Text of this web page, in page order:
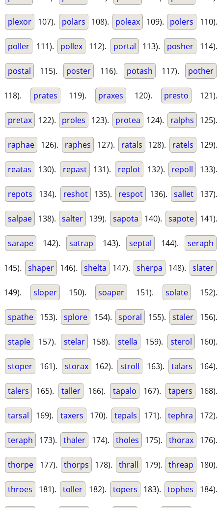
plexor 107). polars 108). poleax 109). polers 110).
poller 111). pollex 112). portal 113). posher 114).
postal 115). poster 116). potash 117). pother
118). prates 119). praxes 120). presto 121).
pretax 122). proles 123). protea 124). ralphs 125).
raphae 126). raphes 127). ratals 128). ratels 129).
reatas 130). repast 131). replot 132). repoll 133).
repots 134). reshot 135). respot 136). sallet 137).
salpae 138). salter 139). sapota 140). sapote 141).
sarape 142). satrap 143). septal 144). seraph
145). shaper 146). shelta 147). sherpa 148). slater
149). sloper 150). soaper 151). solate 152).
spathe 153). splore 154). sporal 155). staler 156).
staple 157). stelar 158). stella 159). sterol 160).
stoper 161). storax 162). stroll 163). talars 164).
talers 165). taller 166). tapalo 167). tapers 168).
tarsal 169). taxers 170). tepals 171). tephra 172).
teraph 173). thaler 174). tholes 175). thorax 176).
thorpe 177). thorps 178). thrall 179). threap 180).
throes 181). toller 182). topers 183). tophes 184).